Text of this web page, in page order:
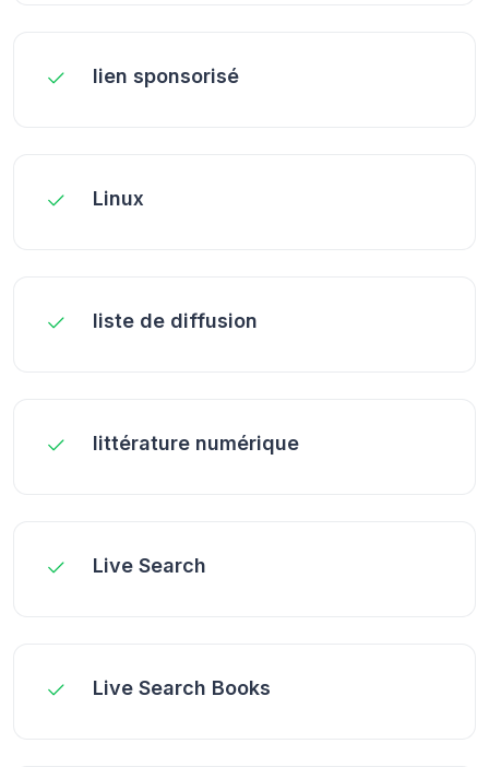
lien sponsorisé
Linux
liste de diffusion
littérature numérique
Live Search
Live Search Books